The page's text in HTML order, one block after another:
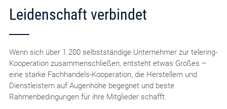
Leidenschaft verbindet
Wenn sich über 1.200 selbstständige Unternehmer zur telering-
Kooperation zusammenschließen, entsteht etwas Großes –
eine starke Fachhandels-Kooperation, die Herstellern und
Dienstleistern auf Augenhöhe begegnet und beste
Rahmenbedingungen für ihre Mitglieder schafft.